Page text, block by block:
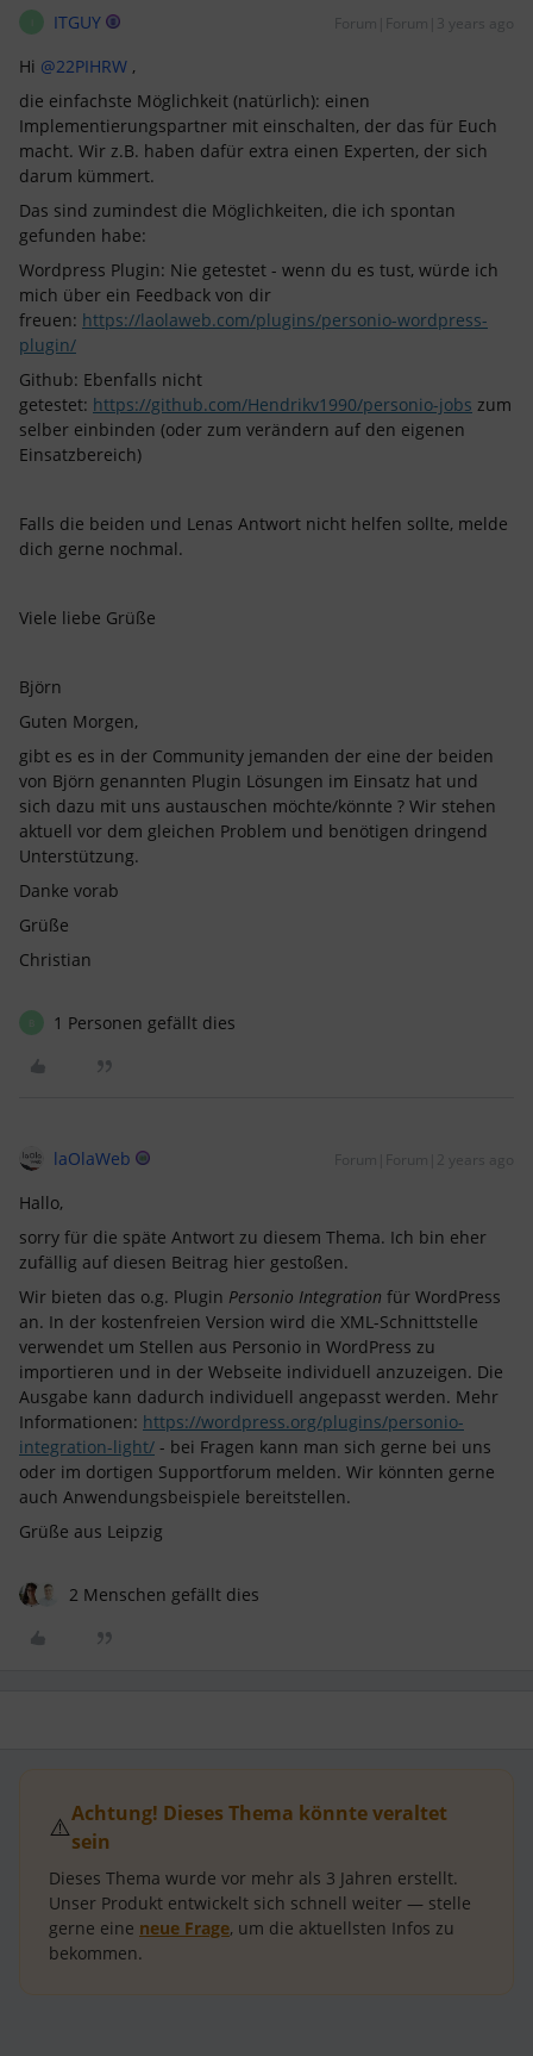
ITGUY Forum|Forum|3 years ago
Hi @22PIHRW ,
die einfachste Möglichkeit (natürlich): einen
Implementierungspartner mit einschalten, der das für Euch
macht. Wir z.B. haben dafür extra einen Experten, der sich
darum kümmert.
Das sind zumindest die Möglichkeiten, die ich spontan
gefunden habe:
Wordpress Plugin: Nie getestet - wenn du es tust, würde ich
mich über ein Feedback von dir
freuen: https://laolaweb.com/plugins/personio-wordpress-
plugin/
Github: Ebenfalls nicht
getestet: https://github.com/Hendrikv1990/personio-jobs zum
selber einbinden (oder zum verändern auf den eigenen
Einsatzbereich)
Falls die beiden und Lenas Antwort nicht helfen sollte, melde
dich gerne nochmal.
Viele liebe Grüße
Björn
Guten Morgen,
gibt es es in der Community jemanden der eine der beiden
von Björn genannten Plugin Lösungen im Einsatz hat und
sich dazu mit uns austauschen möchte/könnte ? Wir stehen
aktuell vor dem gleichen Problem und benötigen dringend
Unterstützung.
Danke vorab
Grüße
Christian
1 Personen gefällt dies
laOlaWeb Forum|Forum|2 years ago
Hallo,
sorry für die späte Antwort zu diesem Thema. Ich bin eher
zufällig auf diesen Beitrag hier gestoßen.
Wir bieten das o.g. Plugin Personio Integration für WordPress
an. In der kostenfreien Version wird die XML-Schnittstelle
verwendet um Stellen aus Personio in WordPress zu
importieren und in der Webseite individuell anzuzeigen. Die
Ausgabe kann dadurch individuell angepasst werden. Mehr
Informationen: https://wordpress.org/plugins/personio-
integration-light/ - bei Fragen kann man sich gerne bei uns
oder im dortigen Supportforum melden. Wir könnten gerne
auch Anwendungsbeispiele bereitstellen.
Grüße aus Leipzig
2 Menschen gefällt dies
⚠️Achtung! Dieses Thema könnte veraltet
sein
Dieses Thema wurde vor mehr als 3 Jahren erstellt.
Unser Produkt entwickelt sich schnell weiter — stelle
gerne eine neue Frage, um die aktuellsten Infos zu
bekommen.